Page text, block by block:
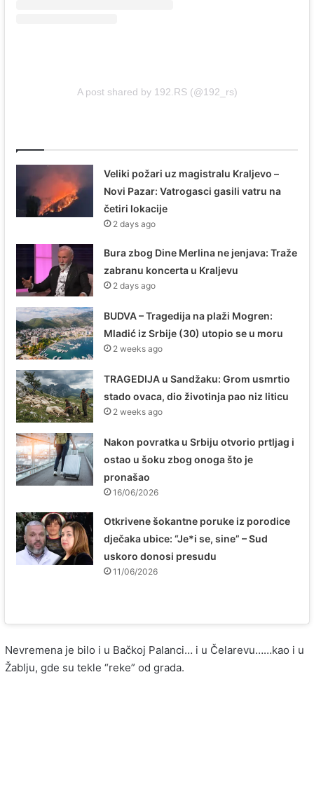
A post shared by 192.RS (@192_rs)
Veliki požari uz magistralu Kraljevo –
Novi Pazar: Vatrogasci gasili vatru na
četiri lokacije
2 days ago
Bura zbog Dine Merlina ne jenjava: Traže
zabranu koncerta u Kraljevu
2 days ago
BUDVA – Tragedija na plaži Mogren:
Mladić iz Srbije (30) utopio se u moru
2 weeks ago
TRAGEDIJA u Sandžaku: Grom usmrtio
stado ovaca, dio životinja pao niz liticu
2 weeks ago
Nakon povratka u Srbiju otvorio prtljag i
ostao u šoku zbog onoga što je
pronašao
16/06/2026
Otkrivene šokantne poruke iz porodice
dječaka ubice: “Je*i se, sine” – Sud
uskoro donosi presudu
11/06/2026
Nevremena je bilo i u Bačkoj Palanci… i u Čelarevu……kao i u
Žablju, gde su tekle “reke” od grada.